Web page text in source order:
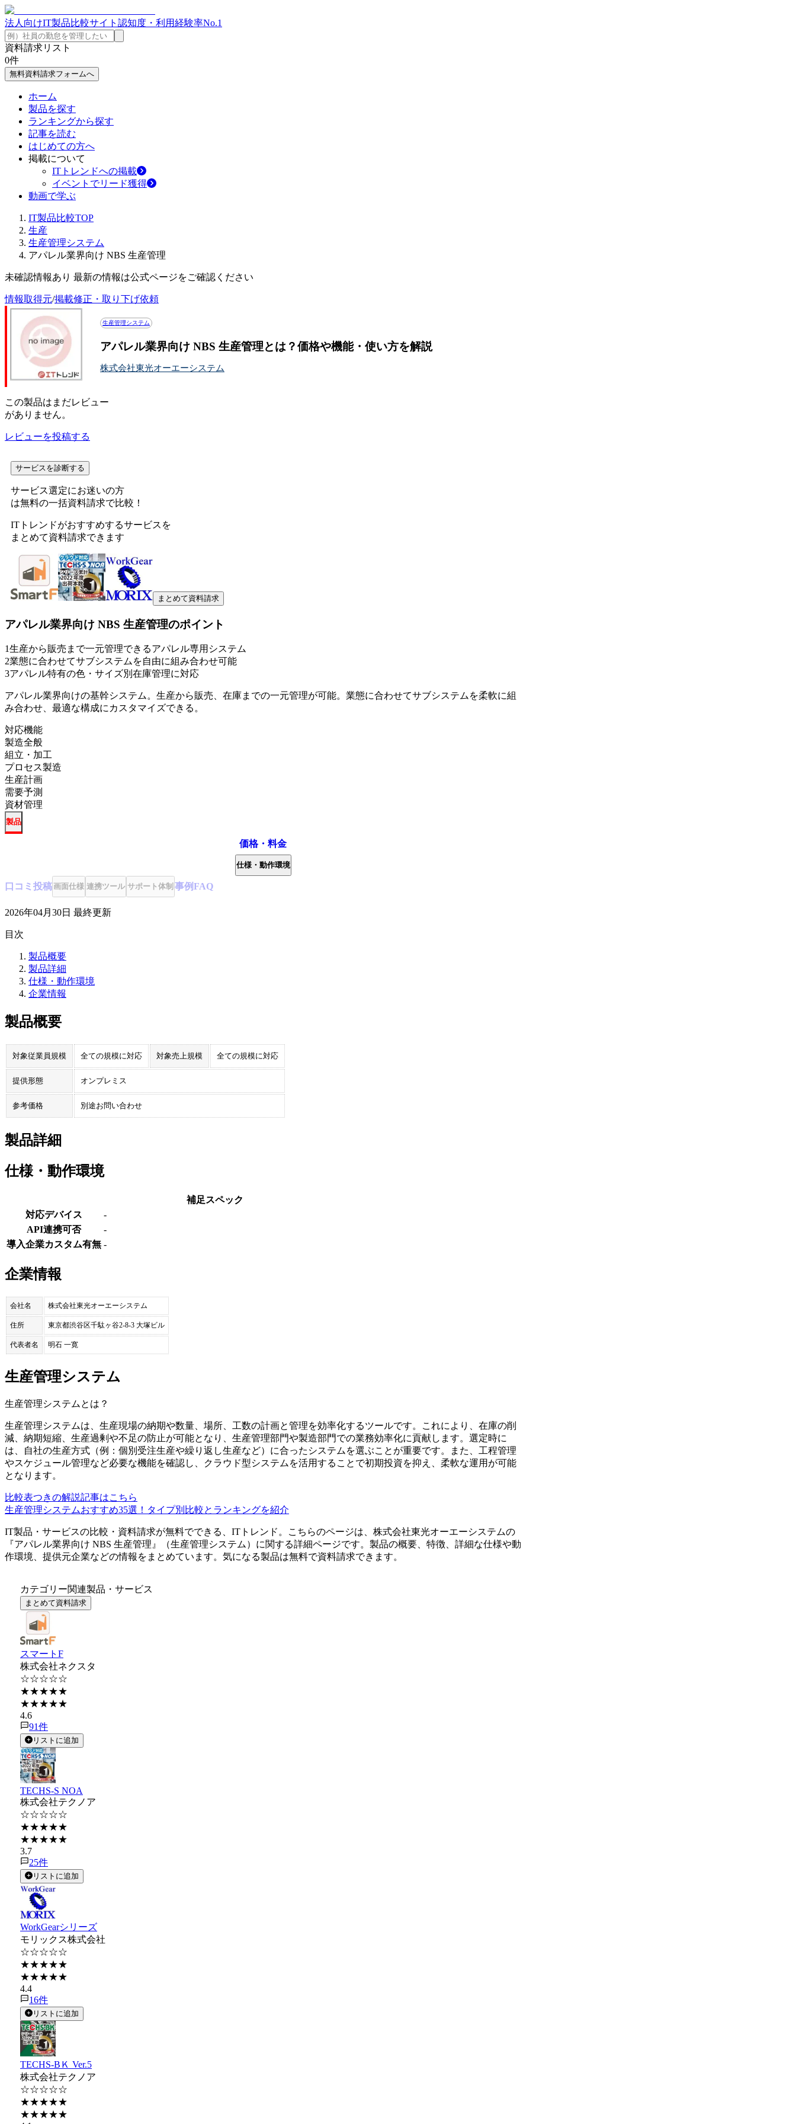
法人向けIT製品比較サイト 認知度・利用経験率No.1
資料請求リスト
0件
無料資料請求フォームへ
ホーム
製品を探す
ランキングから探す
記事を読む
はじめての方へ
掲載について
ITトレンドへの掲載
イベントでリード獲得
動画で学ぶ
IT製品比較TOP
生産
生産管理システム
アパレル業界向け NBS 生産管理
未確認情報あり 最新の情報は公式ページをご確認ください
情報取得元/掲載修正・取り下げ依頼
生産管理システム
アパレル業界向け NBS 生産管理とは？価格や機能・使い方を解説
株式会社東光オーエーシステム
この製品はまだレビュー
がありません。
レビューを投稿する
サービスを診断する
サービス選定にお迷いの方
は無料の一括資料請求で比較！
ITトレンドがおすすめするサービスを
まとめて資料請求できます
まとめて資料請求
アパレル業界向け NBS 生産管理のポイント
1生産から販売まで一元管理できるアパレル専用システム
2業態に合わせてサブシステムを自由に組み合わせ可能
3アパレル特有の色・サイズ別在庫管理に対応
アパレル業界向けの基幹システム。生産から販売、在庫までの一元管理が可能。業態に合わせてサブシステムを柔軟に組
み合わせ、最適な構成にカスタマイズできる。
対応機能
製造全般
組立・加工
プロセス製造
生産計画
需要予測
資材管理
製品
価格・料金
仕様・動作環境
口コミ 投稿画面仕様 連携ツール サポート体制 事例FAQ
2026年04月30日 最終更新
目次
製品概要
製品詳細
仕様・動作環境
企業情報
製品概要
対象従業員規模 全ての規模に対応 対象売上規模 全ての規模に対応
提供形態 オンプレミス
参考価格 別途お問い合わせ
製品詳細
仕様・動作環境
補足スペック
対応デバイス
-
API連携可否
-
導入企業カスタム有無 -
企業情報
会社名 株式会社東光オーエーシステム
住所 東京都渋谷区千駄ヶ谷2-8-3 大塚ビル
代表者名 明石 一寛
生産管理システム
生産管理システム とは？
生産管理システムは、生産現場の納期や数量、場所、工数の計画と管理を効率化するツールです。これにより、在庫の削
減、納期短縮、生産過剰や不足の防止が可能となり、生産管理部門や製造部門での業務効率化に貢献します。選定時に
は、自社の生産方式（例：個別受注生産や繰り返し生産など）に合ったシステムを選ぶことが重要です。また、工程管理
やスケジュール管理など必要な機能を確認し、クラウド型システムを活用することで初期投資を抑え、柔軟な運用が可能
となります。
比較表つきの解説記事はこちら
生産管理システムおすすめ35選！タイプ別比較とランキングを紹介
IT製品・サービスの比較・資料請求が無料でできる、ITトレンド。こちらのページは、 株式会社東光オーエーシステムの
『アパレル業界向け NBS 生産管理 』（生産管理システム ）に関する詳細ページです。製品の概要、特徴、詳細な仕様や動
作環境、提供元企業などの情報をまとめています。気になる製品は無料で資料請求できます。
カテゴリー関連製品・サービス
まとめて資料請求
スマートF
株式会社ネクスタ
☆☆☆☆☆
★★★★★
★★★★★
4.6
91件
リストに追加
TECHS-S NOA
株式会社テクノア
☆☆☆☆☆
★★★★★
★★★★★
3.7
25件
リストに追加
WorkGearシリーズ
モリックス株式会社
☆☆☆☆☆
★★★★★
★★★★★
4.4
16件
リストに追加
TECHS-BＫ Ver.5
株式会社テクノア
☆☆☆☆☆
★★★★★
★★★★★